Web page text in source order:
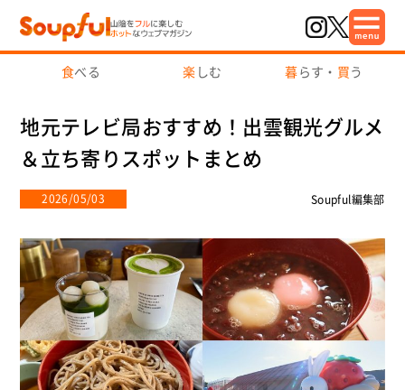
食べる 楽 しむ 暮らす・ 買う
地元テレビ局おすすめ！出雲観光グルメ
＆立ち寄りスポットまとめ
2026/05/03 Soupful編集部